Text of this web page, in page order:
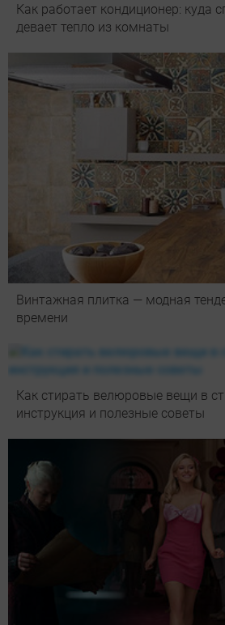
Как работает кондиционер: куда
девает тепло из комнаты
Винтажная плитка — модная
времени
Как стирать велюровые вещи в
инструкция и полезные советы